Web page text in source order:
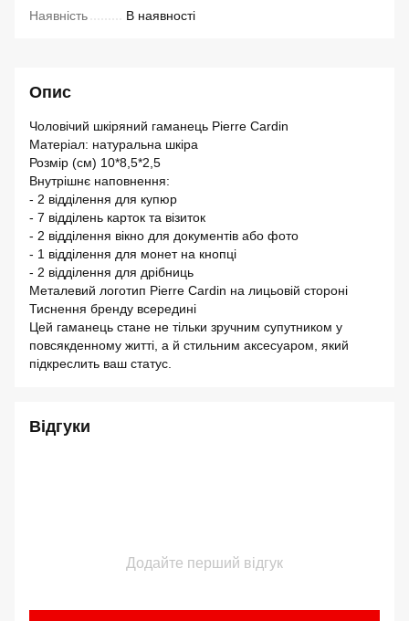
Наявність В наявності
Опис
Чоловічий шкіряний гаманець Pierre Cardin
Матеріал: натуральна шкіра
Розмір (см) 10*8,5*2,5
Внутрішнє наповнення:
- 2 відділення для купюр
- 7 відділень карток та візиток
- 2 відділення вікно для документів або фото
- 1 відділення для монет на кнопці
- 2 відділення для дрібниць
Металевий логотип Pierre Cardin на лицьовій стороні
Тиснення бренду всередині
Цей гаманець стане не тільки зручним супутником у
повсякденному житті, а й стильним аксесуаром, який
підкреслить ваш статус.
Відгуки
Додайте перший відгук